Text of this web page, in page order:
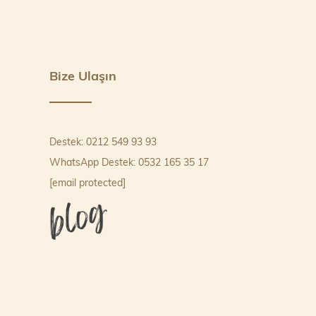
Bize Ulaşın
Destek: 0212 549 93 93
WhatsApp Destek: 0532 165 35 17
[email protected]